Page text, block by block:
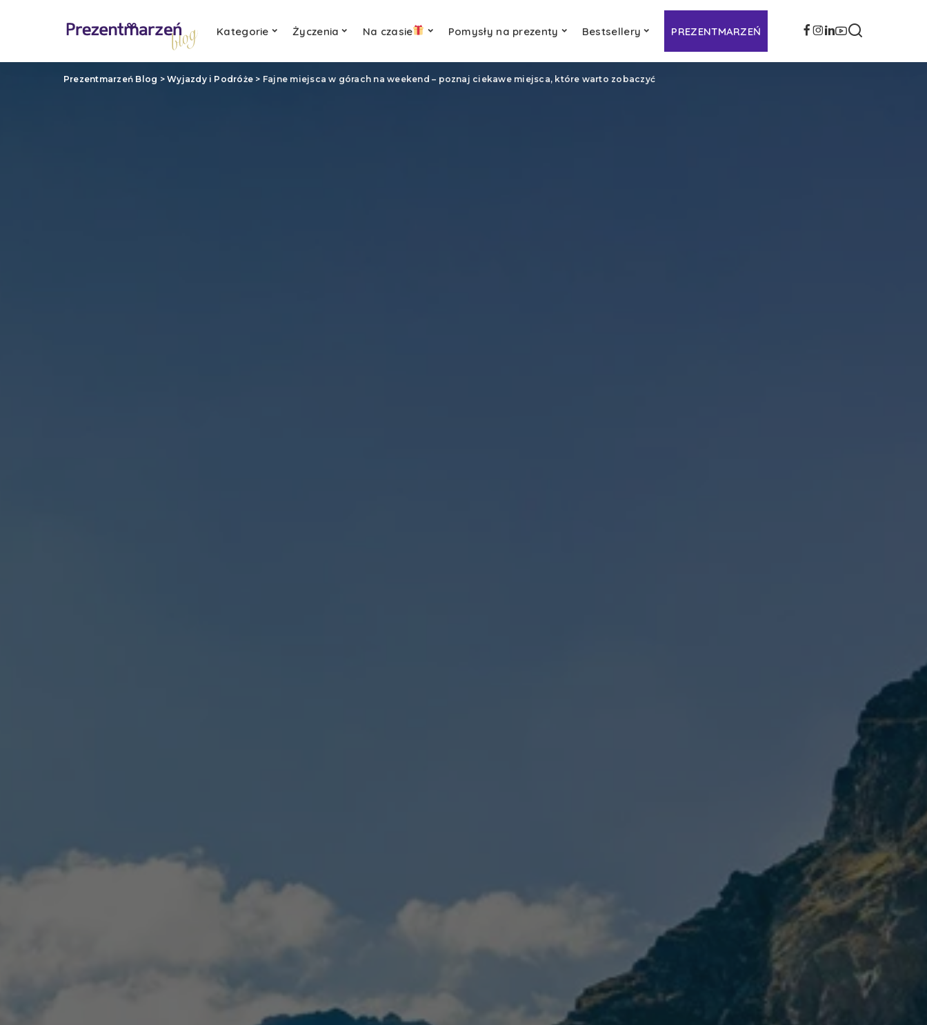
Kategorie Życzenia Na czasie Pomysły na prezenty Bestsellery PREZENTMARZEŃ
Prezentmarzeń Blog >Wyjazdy i Podróże > Fajne miejsca w górach na weekend – poznaj ciekawe miejsca, które warto zobaczyć